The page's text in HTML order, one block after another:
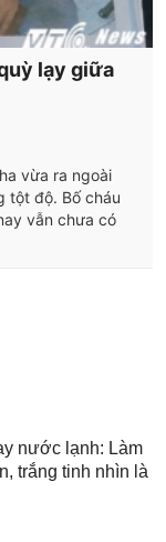
lạy giữa
vừa ra ngoài
tột độ. Bố cháu
vẫn chưa có
nước lạnh: Làm
trắng tinh nhìn là